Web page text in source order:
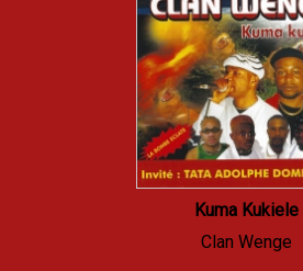
Kuma Kukiele
Clan Wenge